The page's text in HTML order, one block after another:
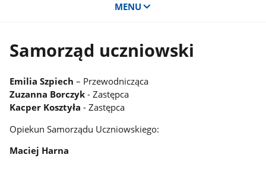
MENU
Samorząd uczniowski
Emilia Szpiech– Przewodnicząca
Zuzanna Borczyk- Zastępca
Kacper Kosztyła- Zastępca
Opiekun Samorządu Uczniowskiego:
Maciej Harna